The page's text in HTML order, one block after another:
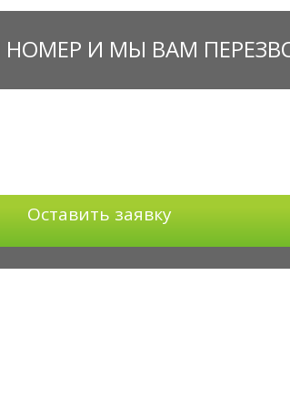
НОМЕР И МЫ ВАМ
Оставить заявку